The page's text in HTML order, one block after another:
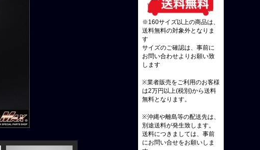
※160サイズ以上の商品は、
送料無料の対象外となりま
す
サイズのご確認は、事前に
お問い合わせよりお願い致
します
※業者販売をご利用のお客様
は2万円以上(税別)から送料
無料となります。
※沖縄や離島等の配送先は、
別途送料が発生致します。
送料につきましては、事前
にお問い合せをお願いしま